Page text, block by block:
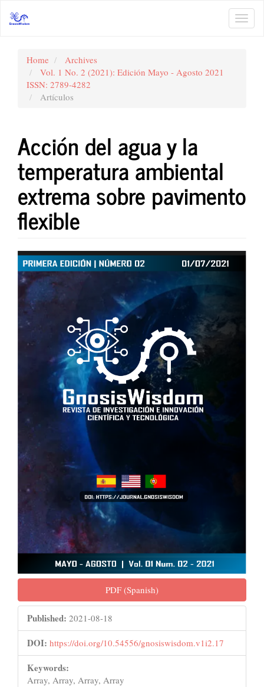
Navigation
Sidebar
Home
Archives
Vol. 1 No. 2 (2021): Edición Mayo - Agosto 2021
ISSN: 2789-4282
Artículos
Acción del agua y la
temperatura ambiental
extrema sobre pavimento
flexible
Article
Sidebar
PDF (Spanish)
Published: 2021-08-18
DOI: https://doi.org/10.54556/gnosiswisdom.v1i2.17
Keywords:
Array, Array, Array, Array